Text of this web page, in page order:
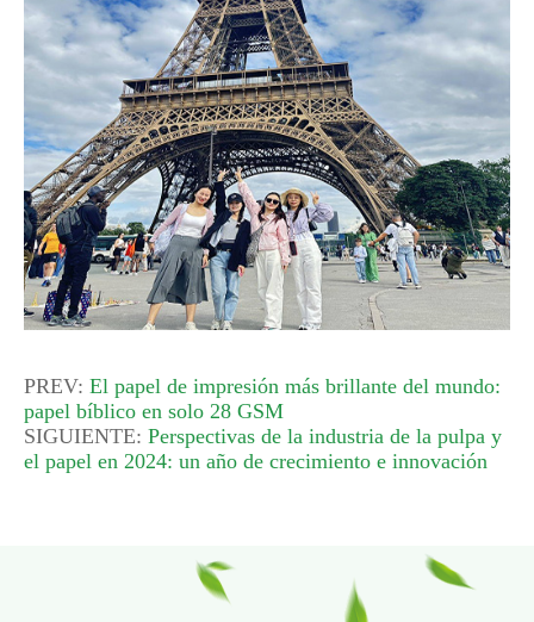
PREV: El papel de impresión más brillante del mundo:
papel bíblico en solo 28 GSM
SIGUIENTE: Perspectivas de la industria de la pulpa y
el papel en 2024: un año de crecimiento e innovación